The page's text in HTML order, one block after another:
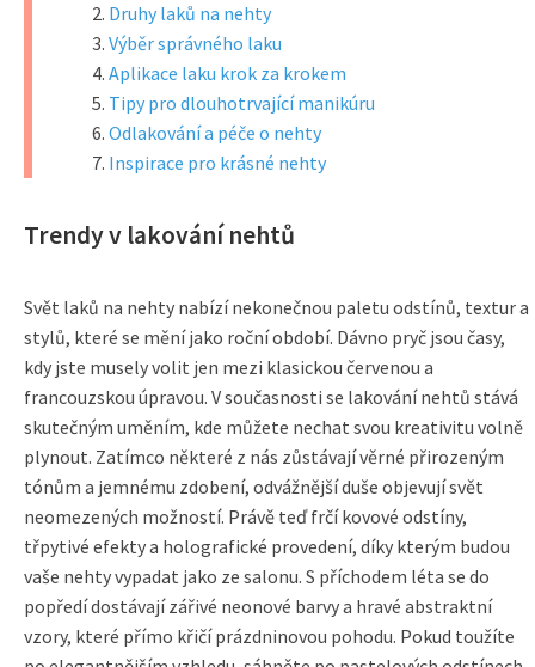
Druhy laků na nehty
Výběr správného laku
Aplikace laku krok za krokem
Tipy pro dlouhotrvající manikúru
Odlakování a péče o nehty
Inspirace pro krásné nehty
Trendy v lakování nehtů
Svět laků na nehty nabízí nekonečnou paletu odstínů, textur a
stylů, které se mění jako roční období. Dávno pryč jsou časy,
kdy jste musely volit jen mezi klasickou červenou a
francouzskou úpravou. V současnosti se lakování nehtů stává
skutečným uměním, kde můžete nechat svou kreativitu volně
plynout. Zatímco některé z nás zůstávají věrné přirozeným
tónům a jemnému zdobení, odvážnější duše objevují svět
neomezených možností. Právě teď frčí kovové odstíny,
třpytivé efekty a holografické provedení, díky kterým budou
vaše nehty vypadat jako ze salonu. S příchodem léta se do
popředí dostávají zářivé neonové barvy a hravé abstraktní
vzory, které přímo křičí prázdninovou pohodu. Pokud toužíte